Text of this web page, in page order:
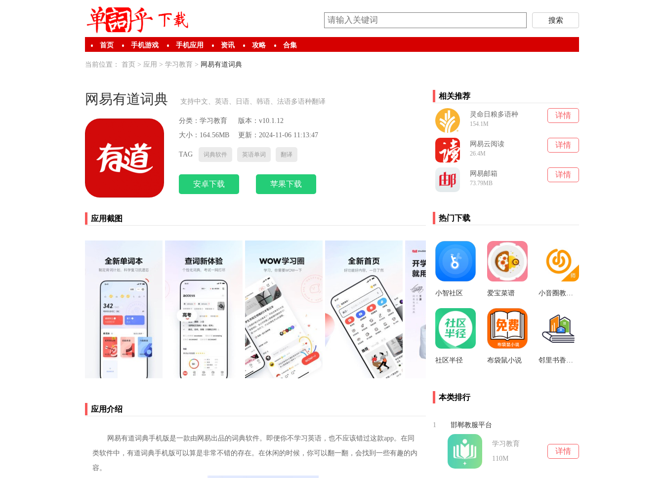
首页 手机游戏 手机应用 资讯 攻略 合集
当前位置： 首页 > 应用 > 学习教育 > 网易有道词典
网易有道词典 支持中文、英语、日语、韩语、法语多语种翻译
分类： 学习教育
版本：v10.1.12
大小：164.56MB
更新：2024-11-06 11:13:47
TAG 词典软件 英语单词 翻译
安卓下载 苹果下载
应用截图
应用介绍
网易有道词典手机版是一款由网易出品的词典软件。即便你不学习英语，也不应该错过这款app。在同
类软件中，有道词典手机版可以算是非常不错的存在。在休闲的时候，你可以翻一翻，会找到一些有趣的内
容。
相关推荐
灵命日粮多语种
154.1M
详情
网易云阅读
26.4M
详情
网易邮箱
73.79MB
详情
热门下载
小智社区 爱宝菜谱 小音圈教师端
社区半径 布袋鼠小说 邻里书香免费版
本类排行
1 邯郸教服平台
学习教育
110M
详情